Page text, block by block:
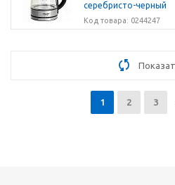
серебристо-черный
Код товара: 0244247
1 2 3